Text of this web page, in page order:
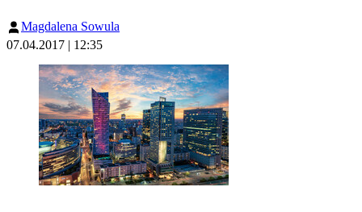
Magdalena Sowula
07.04.2017 | 12:35